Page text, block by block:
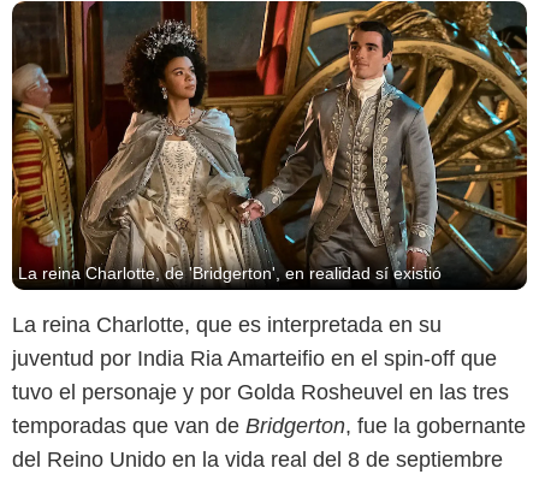
La reina Charlotte, de 'Bridgerton', en realidad sí existió
La reina Charlotte, que es interpretada en su
juventud por India Ria Amarteifio en el spin-off que
tuvo el personaje y por Golda Rosheuvel en las tres
temporadas que van de Bridgerton, fue la gobernante
del Reino Unido en la vida real del 8 de septiembre